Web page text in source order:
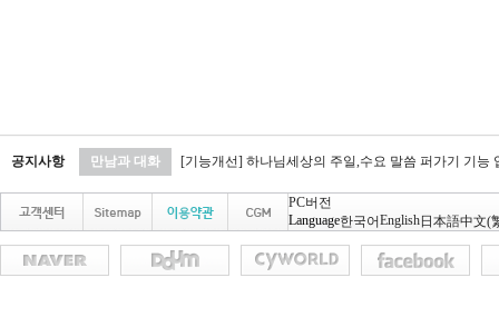
공지사항 만남과 대화 [기능개선] 하나님세상의 주일,수요 말씀 퍼가기 기능
PC버전
Language한국어English日本語中文(